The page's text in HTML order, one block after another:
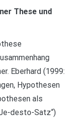
These und
Eberhard (1999:
Hypothesen
als
desto-Satz“)